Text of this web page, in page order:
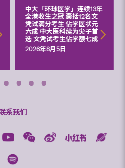
中大「环球医学」连续13年
全港收生之冠 囊括12名文
凭试满分考生 佔学医状元
六成 中大医科续为尖子首
选 文凭试考生佔学额七成
2026年8月5日
系我们